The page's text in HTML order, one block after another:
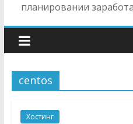
планировании
centos
Хостинг